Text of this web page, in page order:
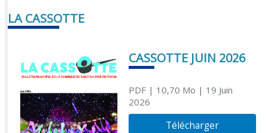
LA CASSOTTE
CASSOTTE JUIN 2026
PDF| 10,70 Mo | 19 Juin
2026
Télécharger